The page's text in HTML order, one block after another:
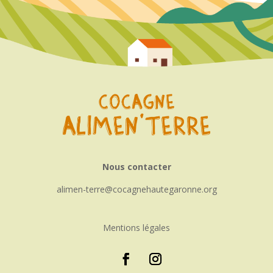
Nous contacter
alimen-terre
cocagnehautegaronne.org
Mentions légales